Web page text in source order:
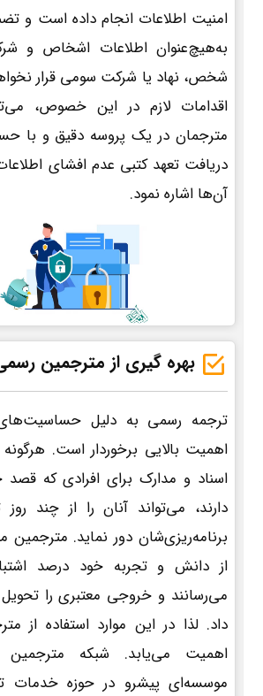
امنیت اطلاعات انجام داده است و
به‌هیچ‌عنوان اطلاعات اشخاص و
شخص، نهاد یا شرکت سومی قرار
اقدامات لازم در این خصوص،
مترجمان در یک پروسه دقیق و با
دریافت تعهد کتبی عدم افشای
آن‌ها اشاره نمود.
بهره گیری از مترجمین
ترجمه رسمی به دلیل
اهمیت بالایی برخوردار است. هرگونه
اسناد و مدارک برای افرادی که قصد
دارند، می‌تواند آنان را از چند
برنامه‌ریزی‌شان دور نماید. مترجمین
از دانش و تجربه خود درصد
می‌رسانند و خروجی معتبری را
داد. لذا در این موارد استفاده از
اهمیت می‌یابد. شبکه مترجمین
موسسه‌ای پیشرو در حوزه خدمات